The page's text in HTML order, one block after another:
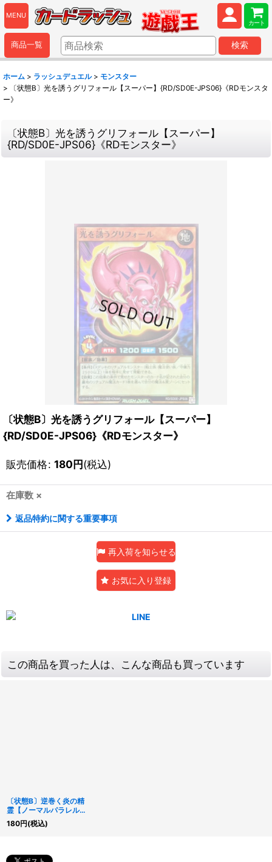
MENU
カート
商品一覧 検索
ホーム > ラッシュデュエル > モンスター
>
〔状態B〕光を誘うグリフォール【スーパー】{RD/SD0E-JPS06}《RDモンスタ
ー》
〔状態B〕光を誘うグリフォール【スーパー】
{RD/SD0E-JPS06}《RDモンスター》
〔状態B〕光を誘うグリフォール【スーパー】
{RD/SD0E-JPS06}《RDモンスター》
販売価格: 180円(税込)
在庫数 ×
返品特約に関する重要事項
再入荷を知らせる
お気に入り登録
この商品を買った人は、こんな商品も買っています
〔状態B〕逆巻く炎の精
霊【ノーマルパラレル】
{RDS-JP020}《モンス
ター》
180円(税込)